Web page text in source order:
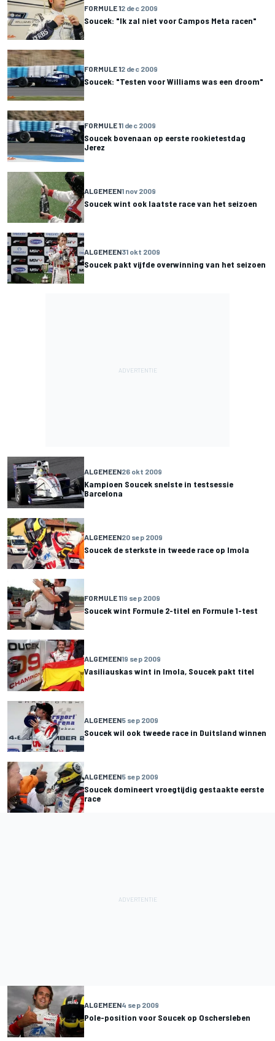
FORMULE 12 dec 2009
Soucek: "Ik zal niet voor Campos Meta racen"
FORMULE 12 dec 2009
Soucek: "Testen voor Williams was een droom"
FORMULE 11 dec 2009
Soucek bovenaan op eerste rookietestdag
Jerez
ALGEMEEN1 nov 2009
Soucek wint ook laatste race van het seizoen
ALGEMEEN31 okt 2009
Soucek pakt vijfde overwinning van het seizoen
ALGEMEEN26 okt 2009
Kampioen Soucek snelste in testsessie
Barcelona
ALGEMEEN20 sep 2009
Soucek de sterkste in tweede race op Imola
FORMULE 119 sep 2009
Soucek wint Formule 2-titel en Formule 1-test
ALGEMEEN19 sep 2009
Vasiliauskas wint in Imola, Soucek pakt titel
ALGEMEEN5 sep 2009
Soucek wil ook tweede race in Duitsland winnen
ALGEMEEN5 sep 2009
Soucek domineert vroegtijdig gestaakte eerste
race
ALGEMEEN4 sep 2009
Pole-position voor Soucek op Oschersleben